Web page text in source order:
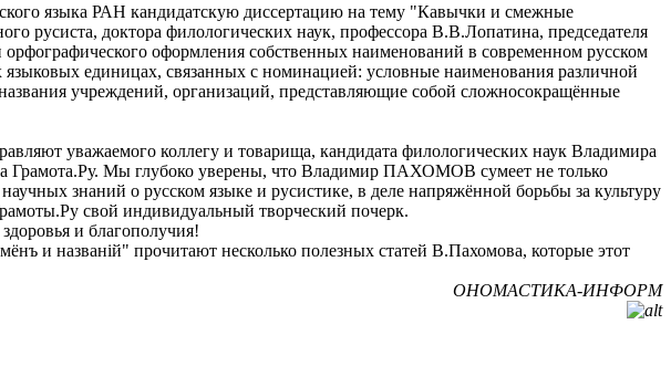
языка РАН кандидатскую диссертацию на тему "Кавычки и смежные
русиста, доктора филологических наук, профессора В.В.Лопатина, председателя
оформления собственных наименований в современном русском
единицах, связанных с номинацией: условные наименования различной
учреждений, организаций, представляющие собой сложносокращённые
уважаемого коллегу и товарища, кандидата филологических наук Владимира
Грамота.Ру. Мы глубоко уверены, что Владимир ПАХОМОВ сумеет не только
знаний о русском языке и русистике, в деле напряжённой борьбы за культуру
свой индивидуальный творческий почерк.
и благополучия!
и названiй" прочитают несколько полезных статей В.Пахомова, которые этот
ОНОМАСТИКА-ИНФОРМ